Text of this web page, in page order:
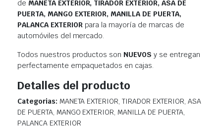
de MANETA EXTERIOR, TIRADOR EXTERIOR, ASA DE
PUERTA, MANGO EXTERIOR, MANILLA DE PUERTA,
PALANCA EXTERIORpara la mayoría de marcas de
automóviles del mercado.
Todos nuestros productos son NUEVOS y se entregan
perfectamente empaquetados en cajas.
Detalles del producto
Categorias: MANETA EXTERIOR, TIRADOR EXTERIOR, ASA
DE PUERTA, MANGO EXTERIOR, MANILLA DE PUERTA,
PALANCA EXTERIOR